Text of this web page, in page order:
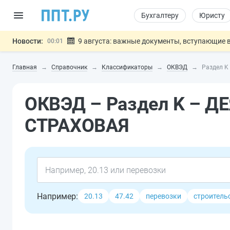
Бухгалтеру Юристу
Новости: 00:01 9 августа: важные документы, вступающие
07.08 Дистанционную работу беременных пропишут
07.08
Важно Разработают единые критерии
Главная Справочник Классификаторы ОКВЭД Раздел K
ОКВЭД – Раздел K –
СТРАХОВАЯ
Например: 20.13 47.42 перевозки